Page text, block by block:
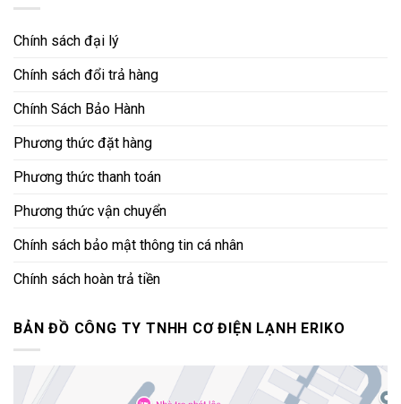
Chính sách đại lý
Chính sách đổi trả hàng
Chính Sách Bảo Hành
Phương thức đặt hàng
Phương thức thanh toán
Phương thức vận chuyển
Chính sách bảo mật thông tin cá nhân
Chính sách hoàn trả tiền
BẢN ĐỒ CÔNG TY TNHH CƠ ĐIỆN LẠNH ERIKO